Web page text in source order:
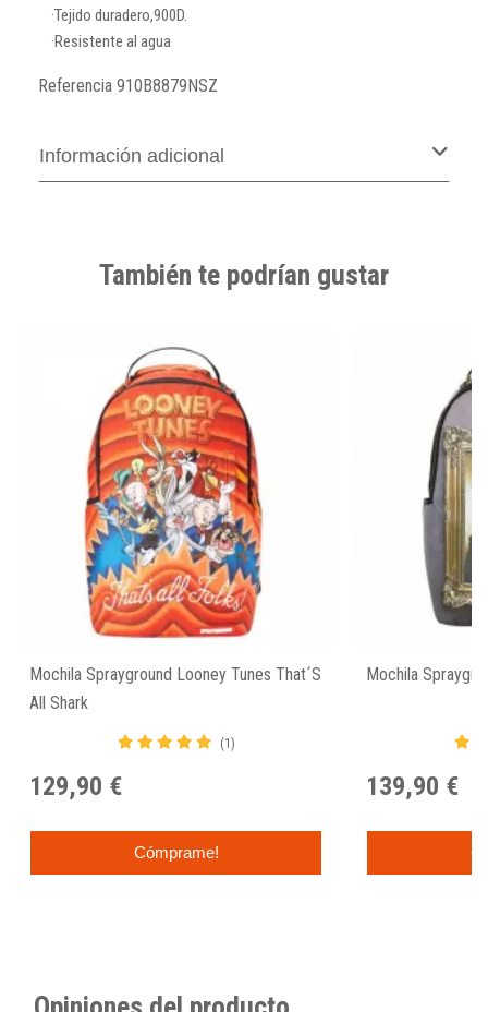
·Tejido duradero,900D.
·Resistente al agua
Referencia 910B8879NSZ
Información adicional
También te podrían gustar
Mochila Sprayground Looney Tunes That´s
All Shark
(1)
129,90 €
Cómprame!
Mochila
139,90 €